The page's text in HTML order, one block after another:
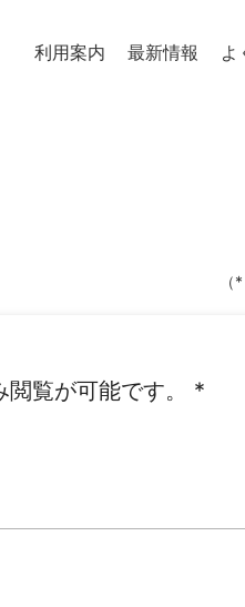
利用案内 最新情報 よ
（
覧が可能です。 *